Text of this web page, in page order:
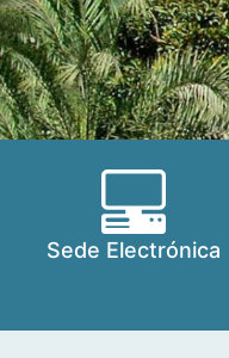
Sede Electrónica